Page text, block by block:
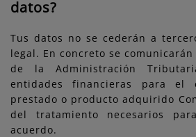
datos?
Tus datos no se cederán a
legal. En concreto se
de la Administración
entidades financieras para el
prestado o producto adquirido
del tratamiento necesarios
acuerdo.